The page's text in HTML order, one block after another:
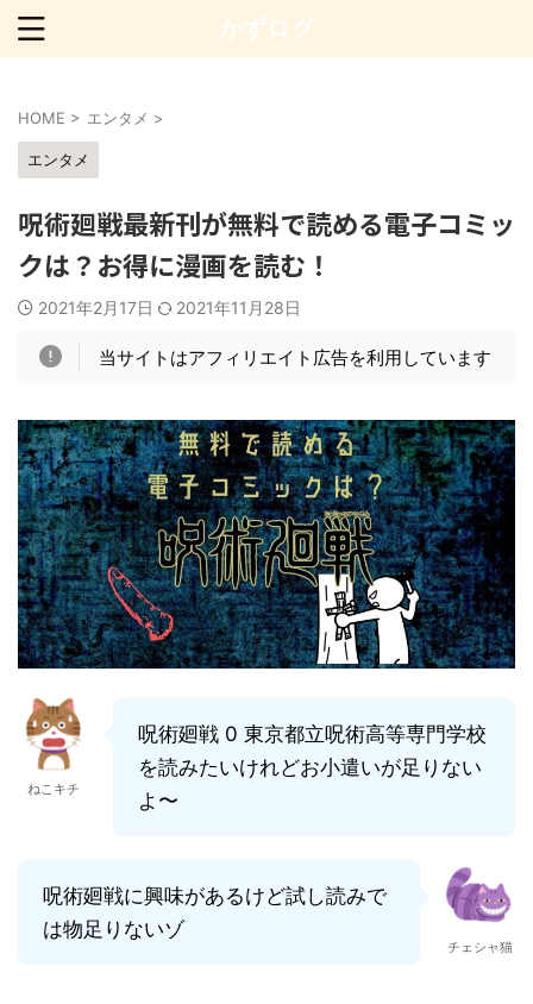
かずログ
HOME > エンタメ >
エンタメ
呪術廻戦最新刊が無料で読める電子コミッ
クは？お得に漫画を読む！
2021年2月17日 2021年11月28日
当サイトはアフィリエイト広告を利用しています
ねこキチ
呪術廻戦 0 東京都立呪術高等専門学校
を読みたいけれどお小遣いが足りない
よ〜
呪術廻戦に興味があるけど試し読みで
は物足りないゾ
チェシャ猫